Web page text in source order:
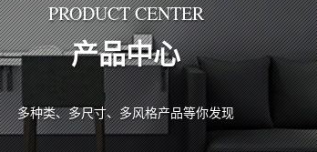
PRODUCT CENTER
产品中心
多种类、多尺寸、多风格产品等你发现